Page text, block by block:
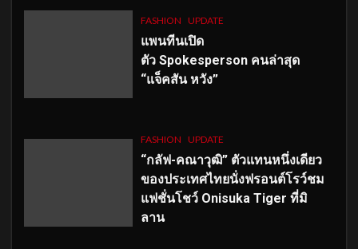
FASHION UPDATE
แพนทีนเปิด
ตัว Spokesperson คนล่าสุด
“แจ็คสัน หวัง”
FASHION UPDATE
“กลัฟ-คณาวุฒิ” ตัวแทนหนึ่งเดียว
ของประเทศไทยนั่งฟรอนต์โรว์ชม
แฟชั่นโชว์ Onisuka Tiger ที่มิ
ลาน